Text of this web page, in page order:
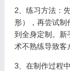
2、练习方法：
形），再尝试制
到全身定制。新
术不熟练导致客
3、在制作过程